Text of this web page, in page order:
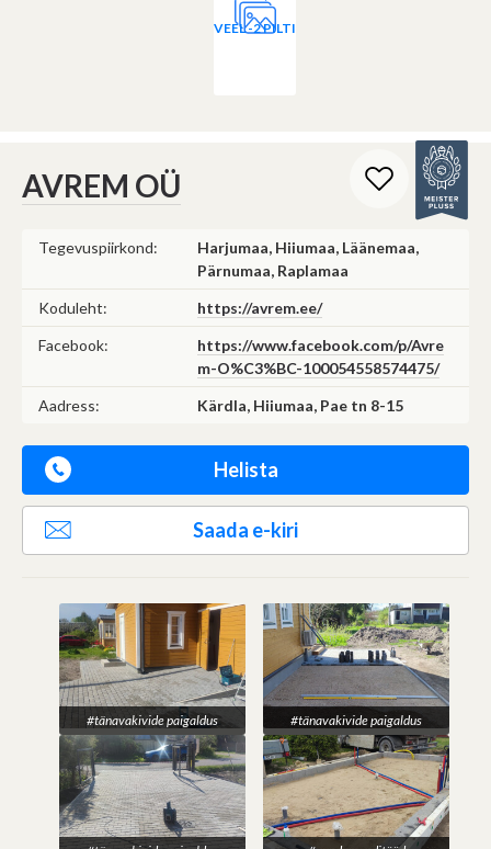
VEEL -2 PILTI
AVREM OÜ
Tegevuspiirkond:
Harjumaa, Hiiumaa, Läänemaa,
Pärnumaa, Raplamaa
Koduleht:
https://avrem.ee/
Facebook:
https://www.facebook.com/p/Avre
m-O%C3%BC-100054558574475/
Aadress:
Kärdla, Hiiumaa, Pae tn 8-15
Helista
Saada e-kiri
#tänavakivide paigaldus #tänavakivide paigaldus